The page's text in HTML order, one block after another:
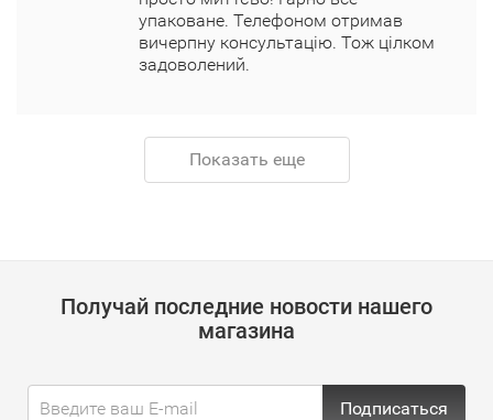
упаковане. Телефоном отримав
вичерпну консультацію. Тож цілком
задоволений.
Показать еще
Получай последние новости нашего
магазина
Подписаться